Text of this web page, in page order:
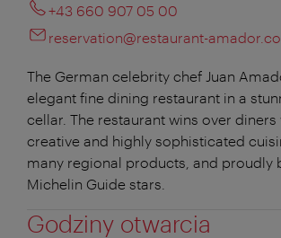
+43 660 907 05 00
reservation@restaurant-
The German celebrity chef Juan
elegant fine dining restaurant in a
cellar. The restaurant wins over diners
creative and highly sophisticated
many regional products, and proudly
Michelin Guide stars.
Godziny otwarcia